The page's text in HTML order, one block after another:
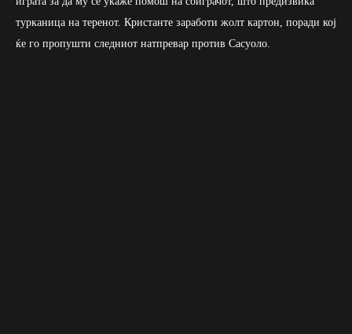
турканица на теренот. Кристанте заработи жолт картон, поради кој
ќе го пропушти следниот натпревар против Сасуоло.